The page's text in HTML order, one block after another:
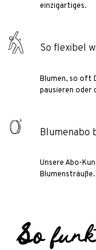
einzigartiges.
So flexibel
Blumen, so oft
pausieren oder
Blumenabo
Unsere Abo-
Blumensträuße.
So